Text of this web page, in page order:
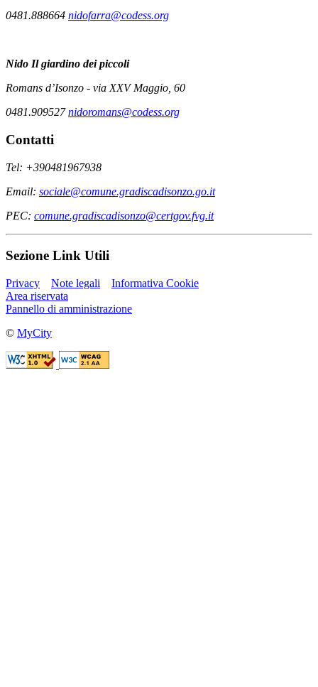
0481.888664 nidofarra@codess.org
Nido Il giardino dei piccoli
Romans d’Isonzo - via XXV Maggio, 60
0481.909527nidoromans@codess.org
Contatti
Tel: +390481967938
Email: sociale@comune.gradiscadisonzo.go.it
PEC: comune.gradiscadisonzo@certgov.fvg.it
Sezione Link Utili
Privacy Note legali
Informativa Cookie
Area riservata
Pannello di amministrazione
© MyCity